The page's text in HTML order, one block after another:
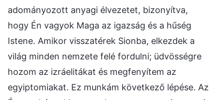
adományozott anyagi élvezetet, bizonyítva,
hogy Én vagyok Maga az igazság és a hűség
Istene. Amikor visszatérek Sionba, elkezdek a
világ minden nemzete felé fordulni; üdvösségre
hozom az izráelitákat és megfenyítem az
egyiptomiakat. Ez munkám következő lépése. Az